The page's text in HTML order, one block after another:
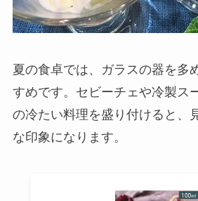
夏の食卓では、ガラスの器を多
すめです。セビーチェや冷製ス
の冷たい料理を盛り付けると、
な印象になります。